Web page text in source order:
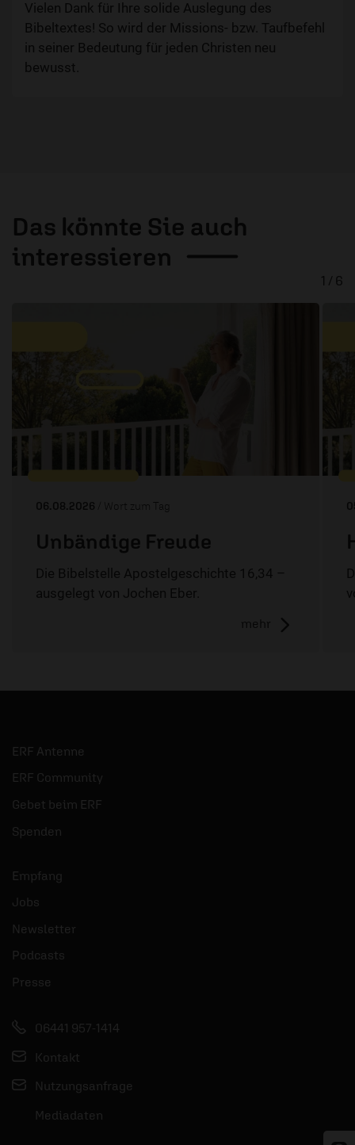
Vielen Dank für Ihre solide Auslegung des
Bibeltextes! So wird der Missions- bzw. Taufbefehl
in seiner Bedeutung für jeden Christen neu
bewusst.
Das könnte Sie auch
interessieren
06.08.2026 / Wort zum Tag
Unbändige Freude
Die Bibelstelle Apostelgeschichte 16,34 –
ausgelegt von Jochen Eber.
mehr
1 / 6
ERF Antenne
ERF Community
Gebet beim ERF
Spenden
Empfang
Jobs
Newsletter
Podcasts
Presse
06441 957-1414
Kontakt
Nutzungsanfrage
Mediadaten